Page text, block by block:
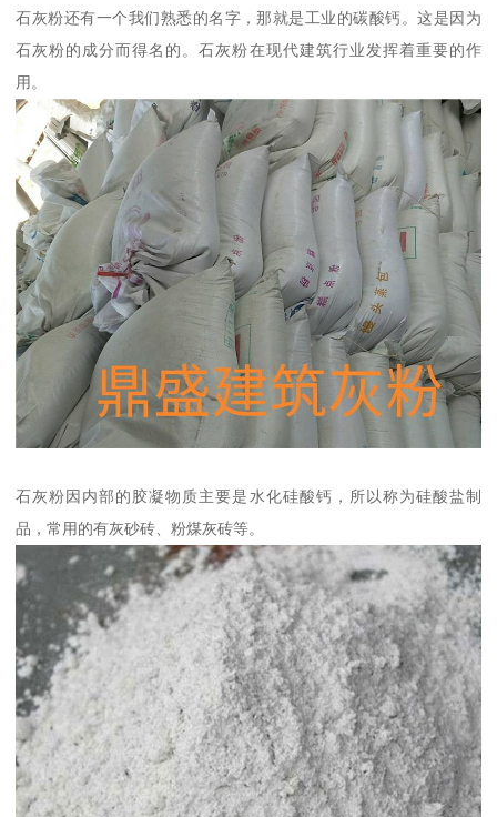
石灰粉还有一个我们熟悉的名字，那就是工业的碳酸钙。这是因为
石灰粉的成分而得名的。石灰粉在现代建筑行业发挥着重要的作
用。
石灰粉因内部的胶凝物质主要是水化硅酸钙，所以称为硅酸盐制
品，常用的有灰砂砖、粉煤灰砖等。